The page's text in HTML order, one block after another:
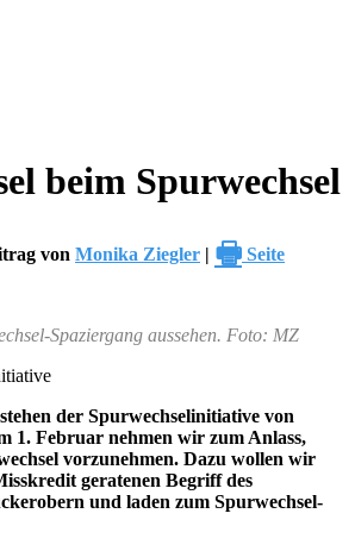
beim Spurwechsel
von Monika Ziegler | 🖶 Seite
Spaziergang aussehen. Foto: MZ
der Spurwechselinitiative von
1. Februar nehmen wir zum Anlass,
vorzunehmen. Dazu wollen wir
geratenen Begriff des
und laden zum Spurwechsel-